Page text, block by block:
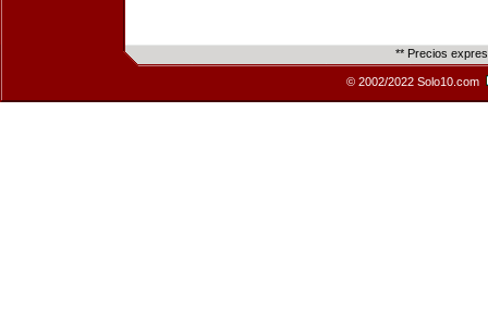
** Precios
© 2002/2022 Solo10.com